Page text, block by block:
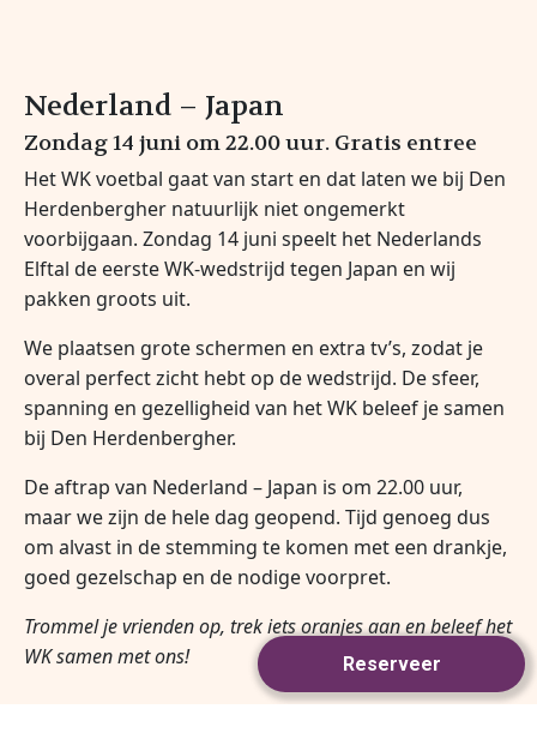
Nederland – Japan
Zondag 14 juni om 22.00 uur. Gratis entree
Het WK voetbal gaat van start en dat laten we bij Den
Herdenbergher natuurlijk niet ongemerkt
voorbijgaan. Zondag 14 juni speelt het Nederlands
Elftal de eerste WK-wedstrijd tegen Japan en wij
pakken groots uit.
We plaatsen grote schermen en extra tv’s, zodat je
overal perfect zicht hebt op de wedstrijd. De sfeer,
spanning en gezelligheid van het WK beleef je samen
bij Den Herdenbergher.
De aftrap van Nederland – Japan is om 22.00 uur,
maar we zijn de hele dag geopend. Tijd genoeg dus
om alvast in de stemming te komen met een drankje,
goed gezelschap en de nodige voorpret.
Trommel je vrienden op, trek iets oranjes aan en beleef het
WK samen met ons!